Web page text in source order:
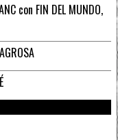
con FIN DEL MUNDO,